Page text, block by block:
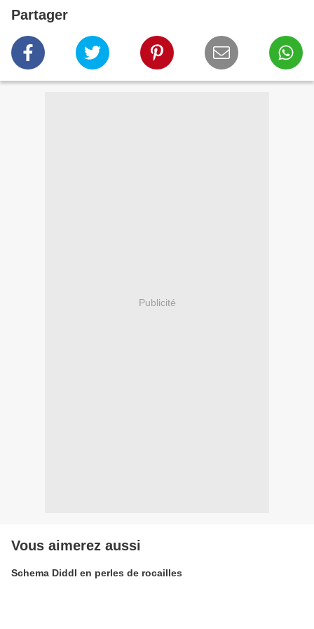
Partager
Publicité
Vous aimerez aussi
Schema Diddl en perles de rocailles